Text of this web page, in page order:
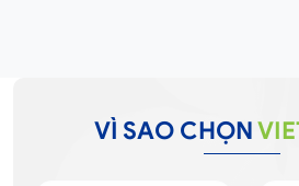
VÌ SAO CHỌN